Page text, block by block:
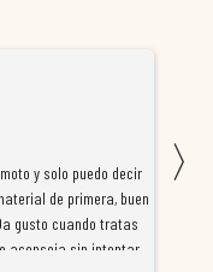
y solo puedo decir
de primera, buen
gusto cuando tratas
aconseja sin intentar
〉